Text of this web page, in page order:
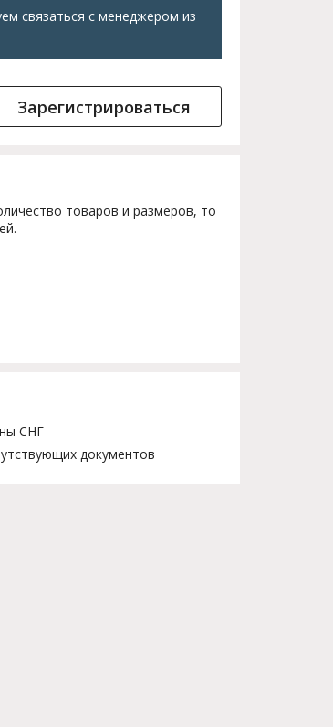
связаться с менеджером из
Зарегистрироваться
товаров и размеров, то
СНГ
документов